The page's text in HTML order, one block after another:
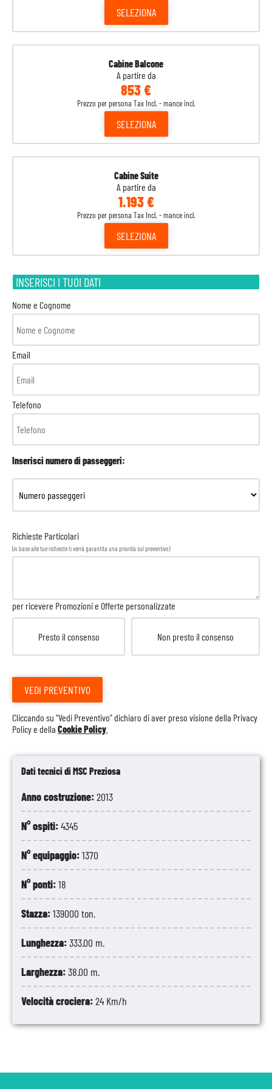
Dati tecnici di MSC Preziosa
Anno costruzione:2013
N° ospiti:4345
N° equipaggio:1370
N° ponti:18
Stazza:139000 ton.
Lunghezza:333.00 m.
Larghezza:38.00 m.
Velocità crociera:24 Km/h
SELEZIONA
Cabine Balcone
A partire da
853 €
Prezzo per persona Tax Incl. - mance incl.
SELEZIONA
Cabine Suite
A partire da
1.193 €
Prezzo per persona Tax Incl. - mance incl.
SELEZIONA
INSERISCI I TUOI DATI
Nome e Cognome
Email
Telefono
Inserisci numero di passeggeri:
Richieste Particolari
(in base alle tue richieste ti verrà garantita una priorità sul preventivo)
per ricevere Promozioni e Offerte personalizzate
Presto il consenso Non presto il consenso
VEDI PREVENTIVO
Cliccando su "Vedi Preventivo" dichiaro di aver preso visione della Privacy
Policye della Cookie Policy